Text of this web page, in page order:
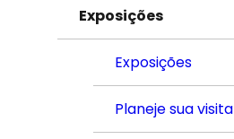
Exposições
Exposições
Planeje sua visita